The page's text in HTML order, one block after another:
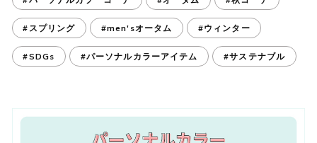
#スプリング #men'sオータム #ウィンター
#SDGs #パーソナルカラーアイテム #サステナブル